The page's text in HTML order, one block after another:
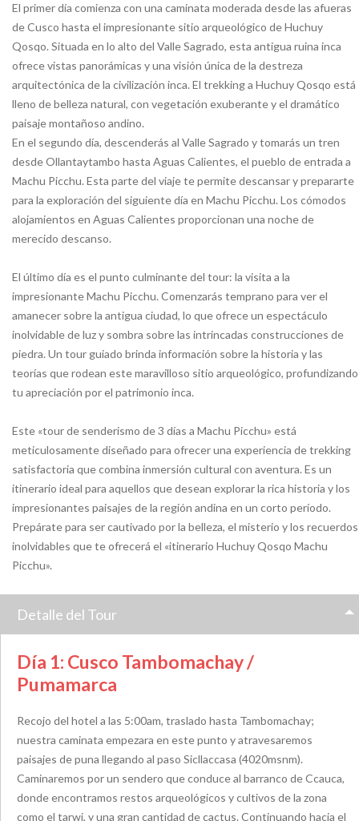
El primer día comienza con una caminata moderada desde las afueras
de Cusco hasta el impresionante sitio arqueológico de Huchuy
Qosqo. Situada en lo alto del Valle Sagrado, esta antigua ruina inca
ofrece vistas panorámicas y una visión única de la destreza
arquitectónica de la civilización inca. El trekking a Huchuy Qosqo está
lleno de belleza natural, con vegetación exuberante y el dramático
paisaje montañoso andino.
En el segundo día, descenderás al Valle Sagrado y tomarás un tren
desde Ollantaytambo hasta Aguas Calientes, el pueblo de entrada a
Machu Picchu. Esta parte del viaje te permite descansar y prepararte
para la exploración del siguiente día en Machu Picchu. Los cómodos
alojamientos en Aguas Calientes proporcionan una noche de
merecido descanso.
El último día es el punto culminante del tour: la visita a la
impresionante Machu Picchu. Comenzarás temprano para ver el
amanecer sobre la antigua ciudad, lo que ofrece un espectáculo
inolvidable de luz y sombra sobre las intrincadas construcciones de
piedra. Un tour guiado brinda información sobre la historia y las
teorías que rodean este maravilloso sitio arqueológico, profundizando
tu apreciación por el patrimonio inca.
Este «tour de senderismo de 3 días a Machu Picchu» está
meticulosamente diseñado para ofrecer una experiencia de trekking
satisfactoria que combina inmersión cultural con aventura. Es un
itinerario ideal para aquellos que desean explorar la rica historia y los
impresionantes paisajes de la región andina en un corto período.
Prepárate para ser cautivado por la belleza, el misterio y los recuerdos
inolvidables que te ofrecerá el «itinerario Huchuy Qosqo Machu
Picchu».
Detalle del Tour
Día 1: Cusco Tambomachay /
Pumamarca
Recojo del hotel a las 5:00am, traslado hasta Tambomachay;
nuestra caminata empezara en este punto y atravesaremos
paisajes de puna llegando al paso Sicllaccasa (4020msnm).
Caminaremos por un sendero que conduce al barranco de Ccauca,
donde encontramos restos arqueológicos y cultivos de la zona
como el tarwi, y una gran cantidad de cactus. Continuando hacia el